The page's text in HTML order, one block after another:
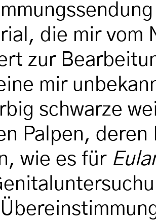
die mir vom
zur
mir
schwarze
Palpen,
wie es für